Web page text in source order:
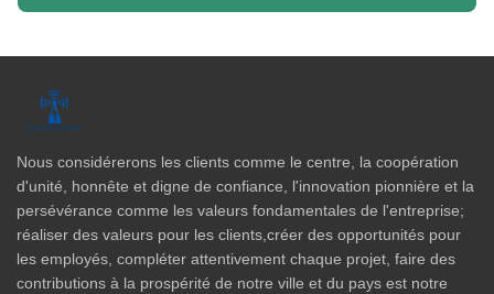
Nous considérerons les clients comme le centre, la coopération
d'unité, honnête et digne de confiance, l'innovation pionnière et la
persévérance comme les valeurs fondamentales de l'entreprise;
réaliser des valeurs pour les clients,créer des opportunités pour
les employés, compléter attentivement chaque projet, faire des
contributions à la prospérité de notre ville et du pays est notre